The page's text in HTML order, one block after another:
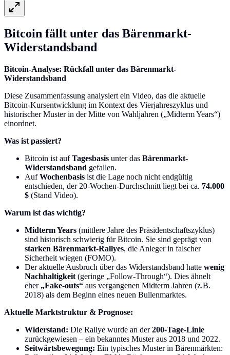
Bitcoin fällt unter das Bärenmarkt-
Widerstandsband
Bitcoin-Analyse: Rückfall unter das Bärenmarkt-
Widerstandsband
Diese Zusammenfassung analysiert ein Video, das die aktuelle
Bitcoin-Kursentwicklung im Kontext des Vierjahreszyklus und
historischer Muster in der Mitte von Wahljahren („Midterm Years“)
einordnet.
Was ist passiert?
Bitcoin ist aufTagesbasis unter das Bärenmarkt-
Widerstandsband gefallen.
AufWochenbasis ist die Lage noch nicht endgültig
entschieden, der 20-Wochen-Durchschnitt liegt bei ca. 74.000
$ (Stand Video).
Warum ist das wichtig?
Midterm Years (mittlere Jahre des Präsidentschaftszyklus)
sind historisch schwierig für Bitcoin. Sie sind geprägt von
starken Bärenmarkt-Rallyes, die Anleger in falscher
Sicherheit wiegen (FOMO).
Der aktuelle Ausbruch über das Widerstandsband hatte wenig
Nachhaltigkeit (geringe „Follow-Through“). Dies ähnelt
eher „Fake-outs“ aus vergangenen Midterm Jahren (z.B.
2018) als dem Beginn eines neuen Bullenmarktes.
Aktuelle Marktstruktur & Prognose:
Widerstand: Die Rallye wurde an der200-Tage-Linie
zurückgewiesen – ein bekanntes Muster aus 2018 und 2022.
Seitwärtsbewegung: Ein typisches Muster in Bärenmärkten: